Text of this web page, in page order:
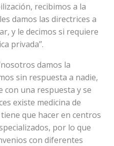
recibimos a la
damos las directrices a
y le decimos si requiere
privada’’.
damos la
sin respuesta a nadie,
con una respuesta y se
existe medicina de
que hacer en centros
por lo que
con diferentes